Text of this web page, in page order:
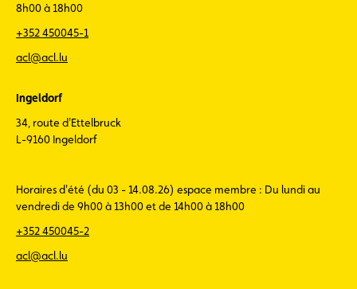
8h00 à 18h00
+352 450045-1
acl@acl.lu
Ingeldorf
34, route d'Ettelbruck
L-9160 Ingeldorf
Horaires d'été (du 03 - 14.08.26) espace membre : Du lundi au
vendredi de 9h00 à 13h00 et de 14h00 à 18h00
+352 450045-2
acl@acl.lu